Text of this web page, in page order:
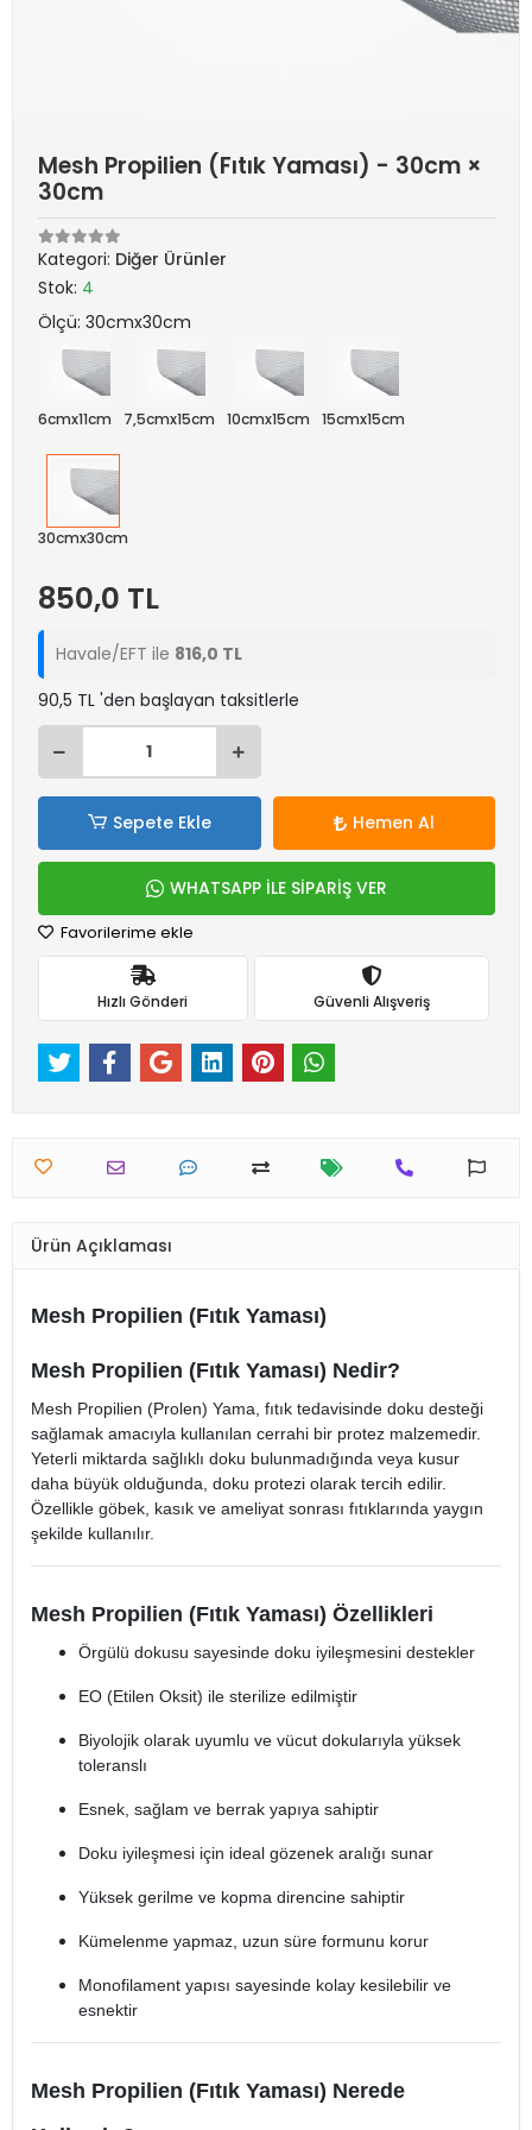
Mesh Propilien (Fıtık Yaması) - 30cm ×
30cm
Kategori: Diğer Ürünler
Stok: 4
Ölçü: 30cmx30cm
6cmx11cm 7,5cmx15cm 10cmx15cm 15cmx15cm
30cmx30cm
850,0 TL
Havale/EFT ile 816,0 TL
90,5 TL 'den başlayan taksitlerle
Sepete Ekle Hemen Al
WHATSAPP İLE SİPARİŞ VER
Favorilerime ekle
Hızlı Gönderi Güvenli Alışveriş
Ürün Açıklaması
Mesh Propilien (Fıtık Yaması)
Mesh Propilien (Fıtık Yaması) Nedir?
Mesh Propilien (Prolen) Yama, fıtık tedavisinde doku desteği
sağlamak amacıyla kullanılan cerrahi bir protez malzemedir.
Yeterli miktarda sağlıklı doku bulunmadığında veya kusur
daha büyük olduğunda, doku protezi olarak tercih edilir.
Özellikle göbek, kasık ve ameliyat sonrası fıtıklarında yaygın
şekilde kullanılır.
Mesh Propilien (Fıtık Yaması) Özellikleri
Örgülü dokusu sayesinde doku iyileşmesini destekler
EO (Etilen Oksit) ile sterilize edilmiştir
Biyolojik olarak uyumlu ve vücut dokularıyla yüksek
toleranslı
Esnek, sağlam ve berrak yapıya sahiptir
Doku iyileşmesi için ideal gözenek aralığı sunar
Yüksek gerilme ve kopma direncine sahiptir
Kümelenme yapmaz, uzun süre formunu korur
Monofilament yapısı sayesinde kolay kesilebilir ve
esnektir
Mesh Propilien (Fıtık Yaması) Nerede